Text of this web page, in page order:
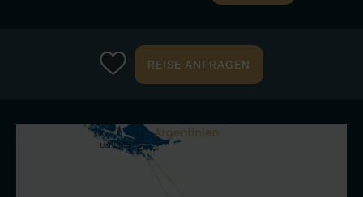
REISE ANFRAGEN